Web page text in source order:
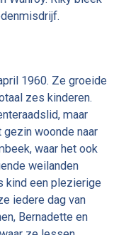
1960. Ze groeide
zes kinderen.
maar
woonde naar
waar het ook
weilanden
kind een plezierige
iedere dag van
Bernadette en